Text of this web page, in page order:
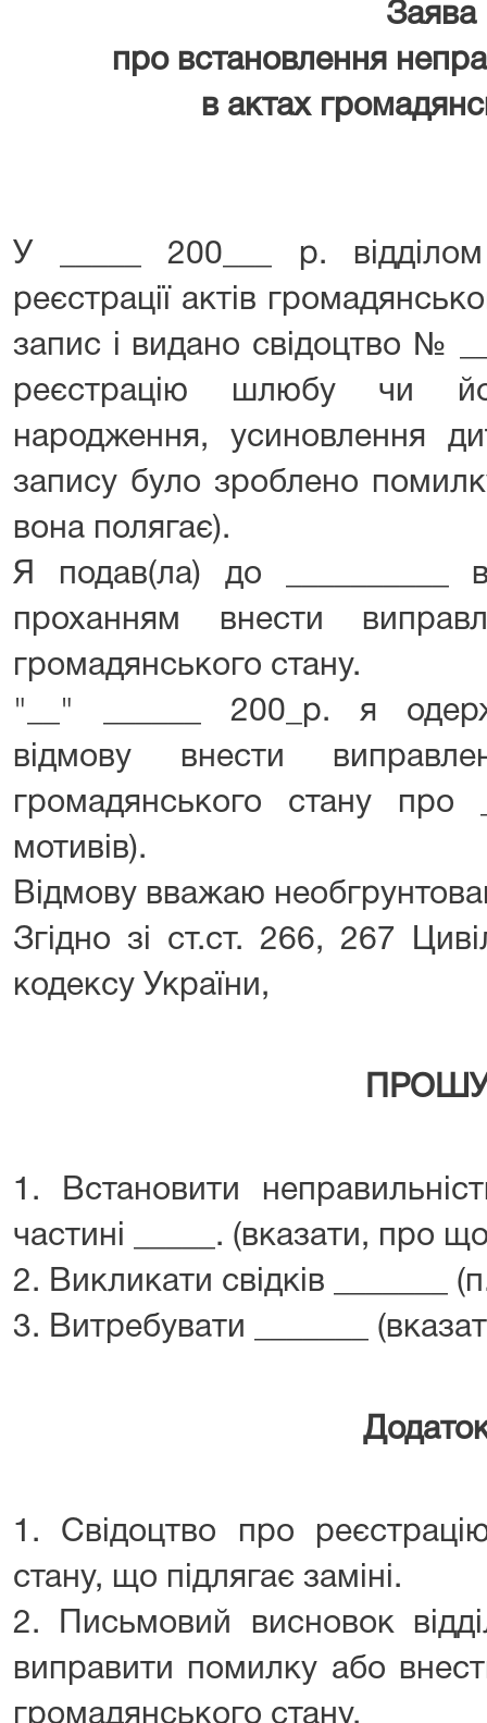
Заява
про встановлення
в актах
У _____ 200___ р.
реєстрації актів
запис і видано свідоцтво №
реєстрацію шлюбу чи
народження, усиновлення
запису було зроблено
вона полягає).
Я подав(ла) до __________
проханням внести
громадянського стану.
"__" ______ 200_р. я
відмову внести
громадянського стану про
мотивів).
Відмову вважаю
Згідно зі ст.ст. 266, 267
кодексу України,
1. Встановити
частині _____. (вказати, про
2. Викликати свідків _______
3. Витребувати _______
1. Свідоцтво про
стану, що підлягає заміні.
2. Письмовий висновок
виправити помилку або
громадянського стану.